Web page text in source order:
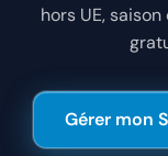
hors UE,
Gérer mon